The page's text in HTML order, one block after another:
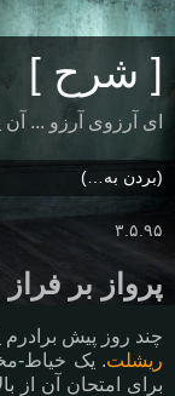
[ شرح ]
ای آرزوی آرزو ... آن
۳.۵.۹۵
پرواز بر
چند روز پیش برادرم
ریشلت. یک خیاط-
برای امتحان آن از